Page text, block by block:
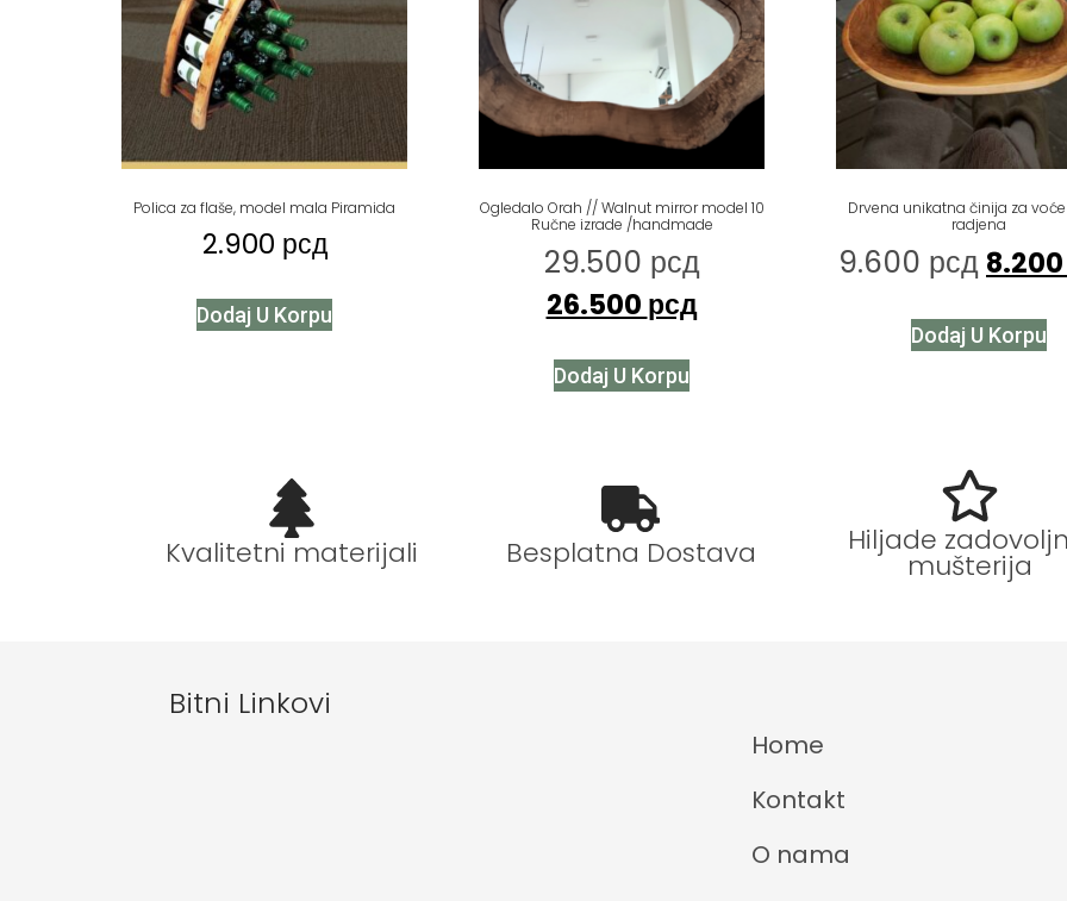
Polica za flaše, model mala Piramida
2.900 рсд
Dodaj U Korpu
Ogledalo Orah // Walnut mirror model 10
Ručne izrade /handmade
29.500 рсд
26.500 рсд
Dodaj U Korpu
Drvena unikatna činija za
radjena
9.600 рсд 8.200
Dodaj U Korpu
Kvalitetni materijali Besplatna Dostava Hiljade
mušterija
Bitni Linkovi
Home
Kontakt
O nama